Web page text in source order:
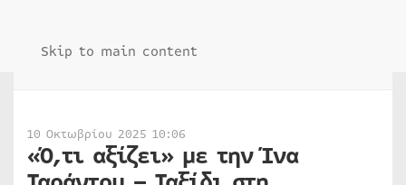
Skip to main content
10 Οκτωβρίου 2025 10:06
«Ό,τι αξίζει» με την Ίνα